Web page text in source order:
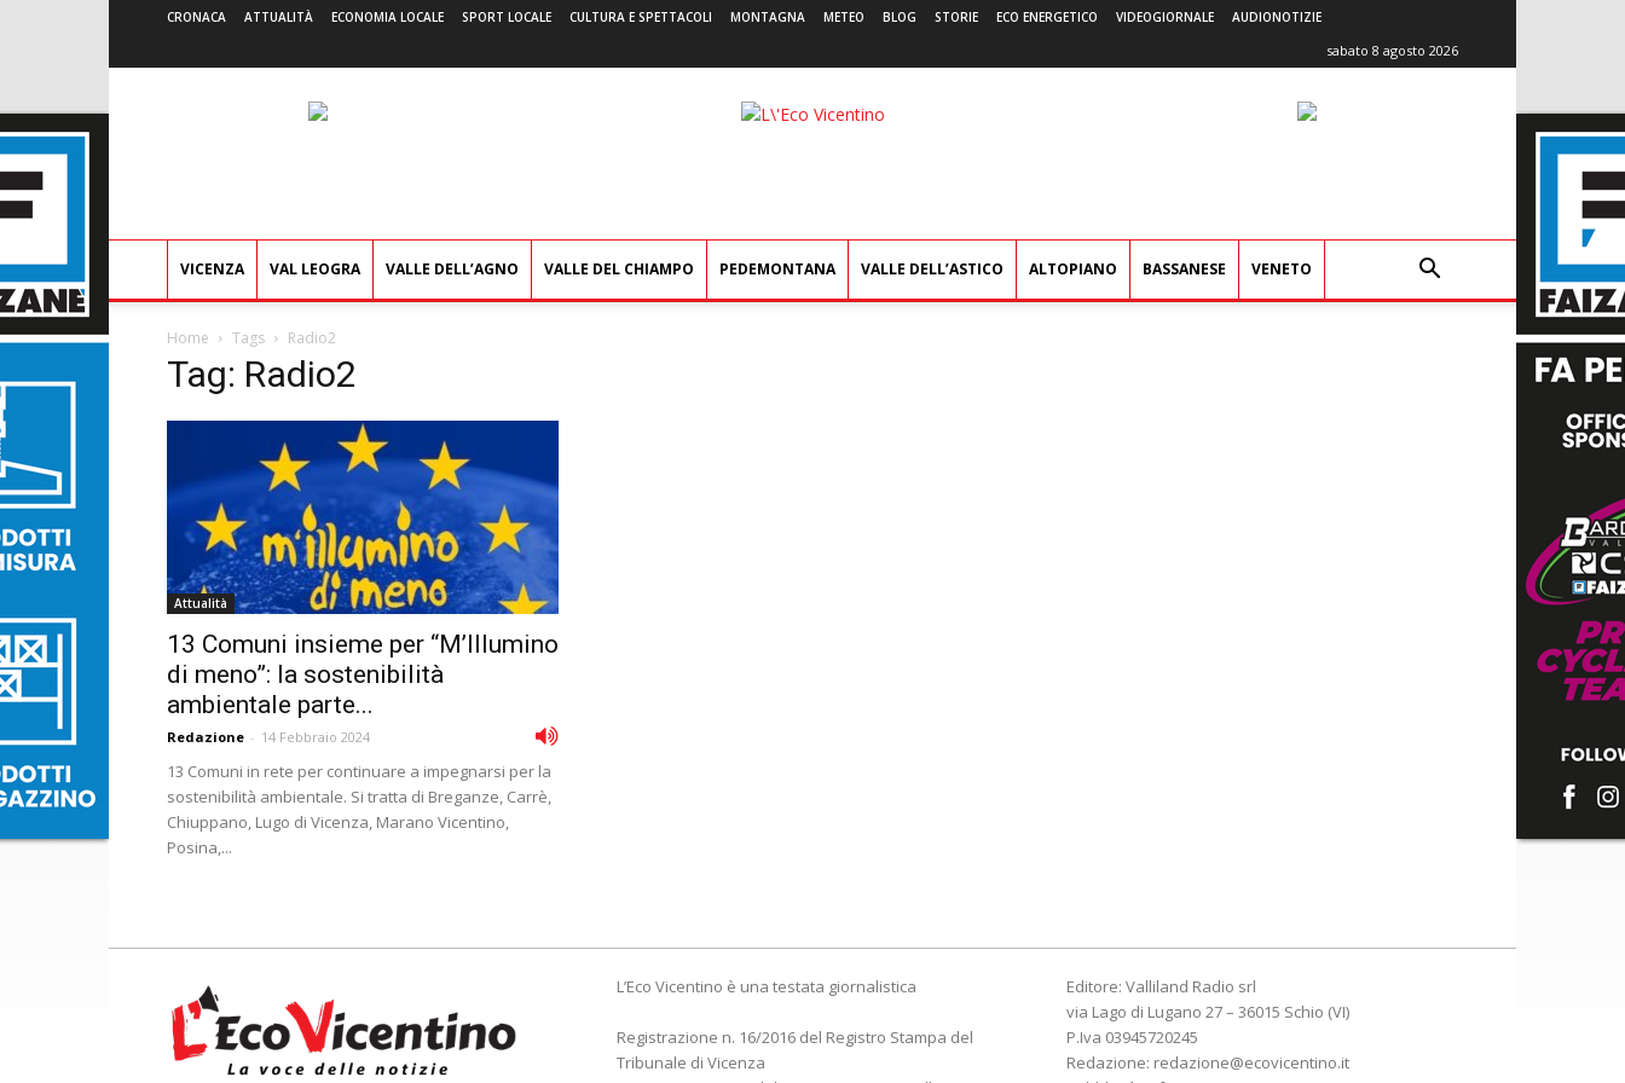
CRONACA ATTUALITÀ ECONOMIA LOCALE SPORT LOCALE CULTURA E SPETTACOLI MONTAGNA METEO BLOG STORIE ECO ENERGETICO VIDEOGIORNALE AUDIONOTIZIE
sabato 8 agosto 2026
L'Eco
VICENZA VAL LEOGRA VALLE DELL’AGNO VALLE DEL CHIAMPO PEDEMONTANA VALLE DELL’ASTICO ALTOPIANO BASSANESE VENETO
Home Tags Radio2
Tag: Radio2
Attualità
13 Comuni insieme per “M’Illumino
di meno”: la sostenibilità
ambientale parte...
Redazione - 14 Febbraio 2024
13 Comuni in rete per continuare a impegnarsi per la
sostenibilità ambientale. Si tratta di Breganze, Carrè,
Chiuppano, Lugo di Vicenza, Marano Vicentino,
Posina,...
L’Eco Vicentino è una testata giornalistica
Registrazione n. 16/2016 del Registro Stampa del
Tribunale di Vicenza
Editore: Valliland Radio srl
via Lago di Lugano 27 – 36015 Schio (VI)
P.Iva 03945720245
Redazione: redazione@ecovicentino.it